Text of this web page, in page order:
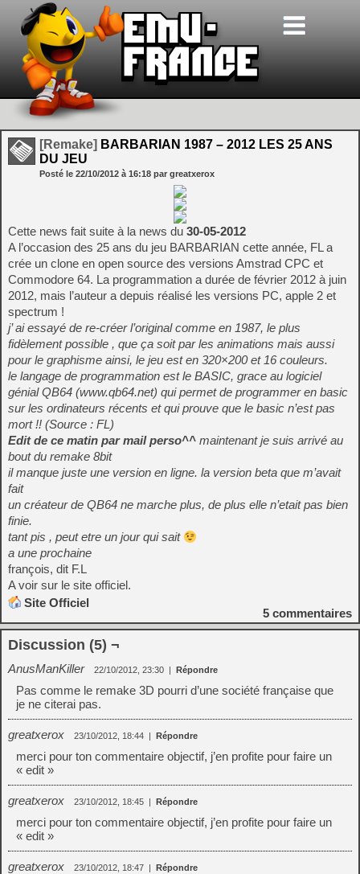
[Remake] BARBARIAN 1987 – 2012 LES 25 ANS
DU JEU
Posté le 22/10/2012 à 16:18 par greatxerox
Cette news fait suite à la news du 30-05-2012
A l’occasion des 25 ans du jeu BARBARIAN cette année, FL a
crée un clone en open source des versions Amstrad CPC et
Commodore 64. La programmation a durée de février 2012 à juin
2012, mais l’auteur a depuis réalisé les versions PC, apple 2 et
spectrum !
j’ ai essayé de re-créer l’original comme en 1987, le plus
fidèlement possible , que ça soit par les animations mais aussi
pour le graphisme ainsi, le jeu est en 320×200 et 16 couleurs.
le langage de programmation est le BASIC, grace au logiciel
génial QB64 (www.qb64.net) qui permet de programmer en basic
sur les ordinateurs récents et qui prouve que le basic n’est pas
mort !! (Source : FL)
Edit de ce matin par mail perso^^ maintenant je suis arrivé au
bout du remake 8bit
il manque juste une version en ligne. la version beta que m’avait
fait
un créateur de QB64 ne marche plus, de plus elle n’etait pas bien
finie.
tant pis , peut etre un jour qui sait
a une prochaine
françois, dit F.L
A voir sur le site officiel.
Site Officiel
5 commentaires
Discussion (5) ¬
AnusManKiller 22/10/2012, 23:30 | Répondre
Pas comme le remake 3D pourri d’une société française que
je ne citerai pas.
greatxerox 23/10/2012, 18:44 | Répondre
merci pour ton commentaire objectif, j’en profite pour faire un
« edit »
greatxerox 23/10/2012, 18:45 | Répondre
merci pour ton commentaire objectif, j’en profite pour faire un
« edit »
greatxerox 23/10/2012, 18:47 | Répondre